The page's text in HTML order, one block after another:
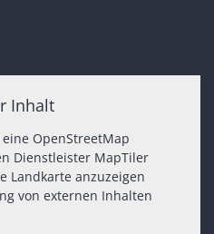
Inhalt
OpenStreetMap
Dienstleister MapTiler
Landkarte anzuzeigen
von externen Inhalten